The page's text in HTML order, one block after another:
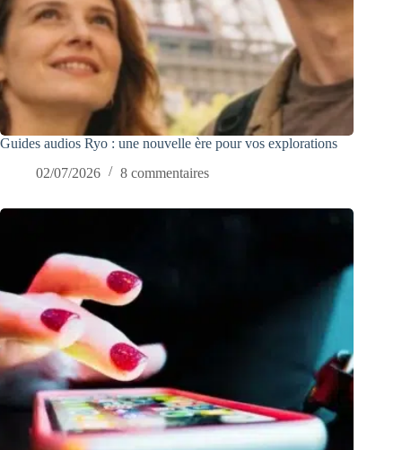
Guides audios Ryo : une nouvelle ère pour vos explorations
02/07/2026
8 commentaires